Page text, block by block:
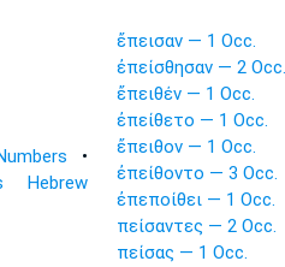
•
Hebrew
ἔπεισαν — 1 Occ.
ἐπείσθησαν — 2 Occ.
ἔπειθέν — 1 Occ.
ἐπείθετο — 1 Occ.
ἔπειθον — 1 Occ.
ἐπείθοντο — 3 Occ.
ἐπεποίθει — 1 Occ.
πείσαντες — 2 Occ.
πείσας — 1 Occ.